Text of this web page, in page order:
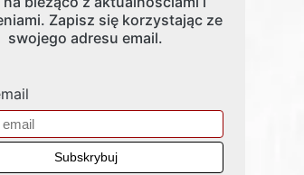
Zapisz się korzystając ze
swojego adresu email.